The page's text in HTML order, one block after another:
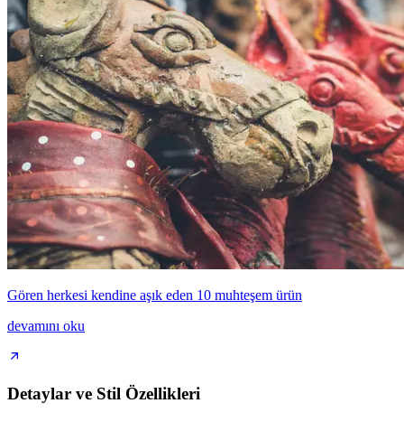
Gören herkesi kendine aşık eden 10 muhteşem ürün
devamını oku
Detaylar ve Stil Özellikleri